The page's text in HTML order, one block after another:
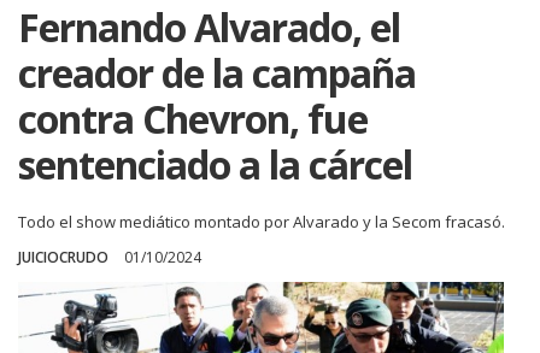
Fernando Alvarado, el
creador de la campaña
contra Chevron, fue
sentenciado a la cárcel
Todo el show mediático montado por Alvarado y la Secom fracasó.
JUICIOCRUDO 01/10/2024